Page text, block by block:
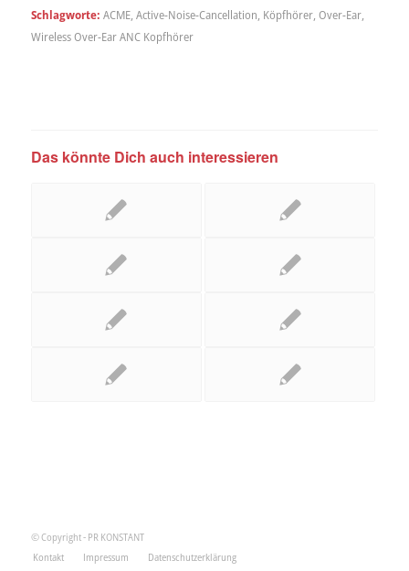
Schlagworte: ACME, Active-Noise-Cancellation, Köpfhörer, Over-Ear,
Wireless Over-Ear ANC Kopfhörer
Das könnte Dich auch interessieren
© Copyright - PR KONSTANT
Kontakt
Impressum Datenschutzerklärung